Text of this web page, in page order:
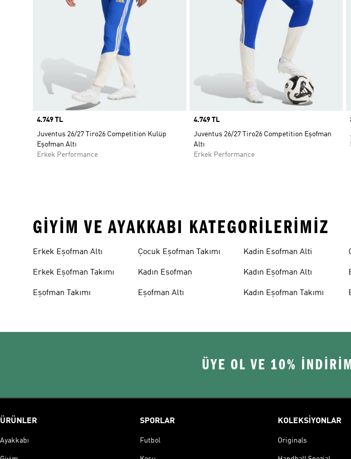
Price
4.749 TL
Juventus 26/27 Tiro26 Competition Kulüp
Eşofman Altı
Erkek Performance
Price
4.749 TL
Juventus 26/27 Tiro26 Competition Eşofman
Altı
Erkek Performance
GIYIM VE AYAKKABI KATEGORILERIMIZ
Erkek Eşofman Altı
Erkek Eşofman Takımı
Eşofman Takımı
Çocuk Eşofman Takımı
Kadın Esofman
Eşofman Altı
Kadin Esofman Alti
Kadın Eşofman Altı
Kadın Eşofman Takımı
ÜYE OL VE 10%
ÜRÜNLER
Ayakkabı
SPORLAR
Futbol
KOLEKSİYONLAR
Originals